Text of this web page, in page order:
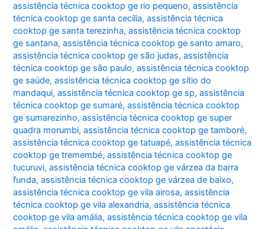
assistência técnica cooktop ge rio pequeno,assistência
técnica cooktop ge santa cecília,assistência técnica
cooktop ge santa terezinha,assistência técnica cooktop
ge santana,assistência técnica cooktop ge santo amaro,
assistência técnica cooktop ge são judas,assistência
técnica cooktop ge são paulo,assistência técnica cooktop
ge saúde,assistência técnica cooktop ge sítio do
mandaqui,assistência técnica cooktop ge sp,assistência
técnica cooktop ge sumaré,assistência técnica cooktop
ge sumarezinho,assistência técnica cooktop ge super
quadra morumbi,assistência técnica cooktop ge tamboré,
assistência técnica cooktop ge tatuapé,assistência técnica
cooktop ge tremembé,assistência técnica cooktop ge
tucuruvi,assistência técnica cooktop ge várzea da barra
funda,assistência técnica cooktop ge várzea de baixo,
assistência técnica cooktop ge vila airosa,assistência
técnica cooktop ge vila alexandria,assistência técnica
cooktop ge vila amália,assistência técnica cooktop ge vila